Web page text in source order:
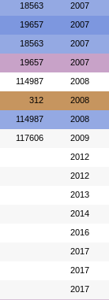
18563 2007
19657 2007
18563 2007
19657 2007
114987 2008
312 2008
114987 2008
117606 2009
2012
2012
2013
2014
2016
2017
2017
2017